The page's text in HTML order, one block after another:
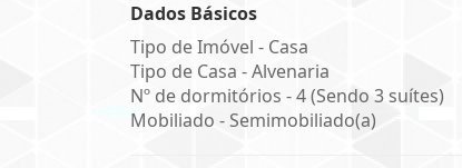
Dados Básicos
Tipo de Imóvel - Casa
Tipo de Casa - Alvenaria
Nº de dormitórios - 4 (Sendo 3 suítes)
Mobiliado - Semimobiliado(a)